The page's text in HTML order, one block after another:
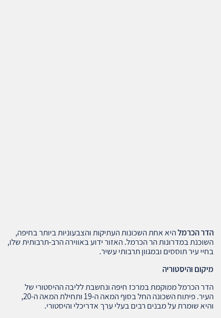
הדר הכרמלהיא אחת השכונות העתיקות והצבעוניות ביותר בחיפה,
השוכנת במדרונות הר הכרמל. האזור ידוע באווירה הרב-תרבותית שלו,
בחיי עיר תוססים ובמגוון תרבותי עשיר.
מיקום והיסטוריה
הדר הכרמל ממוקמת במרכז חיפה ונחשבת לליבה ההיסטורי של
העיר. פיתוח השכונה החל בסוף המאה ה-19 ותחילת המאה ה-20,
והיא שומרת על מבנים רבים בעלי ערך אדריכלי והיסטורי.